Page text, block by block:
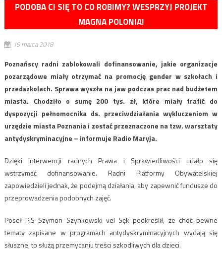
PODOBA CI SIĘ TO CO ROBIMY? WESPRZYJ PROJEKT
MAGNA POLONIA!
19 marca 2018
Poznańscy radni zablokowali dofinansowanie, jakie organizacje
pozarządowe miały otrzymać na promocję gender w szkołach i
przedszkolach. Sprawa wyszła na jaw podczas prac nad budżetem
miasta. Chodziło o sumę 200 tys. zł, które miały trafić do
dyspozycji pełnomocnika ds. przeciwdziałania wykluczeniom w
urzędzie miasta Poznania i zostać przeznaczone na tzw. warsztaty
antydyskryminacyjne – informuje Radio Maryja.
Dzięki interwencji radnych Prawa i Sprawiedliwości udało się
wstrzymać dofinansowanie. Radni Platformy Obywatelskiej
zapowiedzieli jednak, że podejmą działania, aby zapewnić fundusze do
przeprowadzenia podobnych zajęć.
Poseł PiS Szymon Szynkowski vel Sęk podkreślił, że choć pewne
tematy zapisane w programach antydyskryminacyjnych wydają się
słuszne, to służą przemycaniu treści szkodliwych dla dzieci.